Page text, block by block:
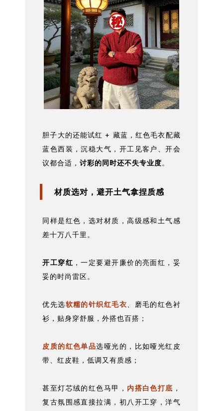
胆子大的还能试红 + 藏蓝，红色毛衣配藏
蓝色西装，沉稳大气，开工见客户、开会
议都合适，讨彩的同时还不失专业度。
材质选对，避开土气拿捏质感
同样是红色，选对材质，高级感和土气感
差十万八千里。
开工穿红 ，一定要避开廉价的亮面红，妥
妥的时尚雷区。
优先选软糯的针织红毛衣 、磨毛的红色衬
衫，贴身穿舒服，外搭也百搭；
皮质的红色单品选哑光的，比如哑光红皮
带、红皮鞋，低调又有质感；
甚至灯芯绒的红色马甲， 内搭白色打底 ，
复古氛围感直接拉满，初八开工穿，洋气